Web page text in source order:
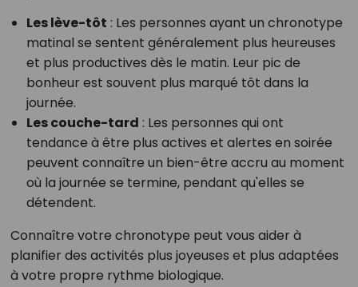
Les lève-tôt : Les personnes ayant un chronotype
matinal se sentent généralement plus heureuses
et plus productives dès le matin. Leur pic de
bonheur est souvent plus marqué tôt dans la
journée.
Les couche-tard : Les personnes qui ont
tendance à être plus actives et alertes en soirée
peuvent connaître un bien-être accru au moment
où la journée se termine, pendant qu'elles se
détendent.
Connaître votre chronotype peut vous aider à
planifier des activités plus joyeuses et plus adaptées
à votre propre rythme biologique.